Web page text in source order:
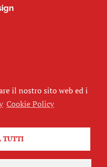
il nostro sito web ed i
Cookie Policy
TUTTI